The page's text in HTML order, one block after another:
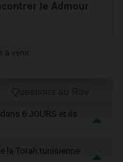
le Admour
à venir
6 JOURS et ils
la Torah tunisienne